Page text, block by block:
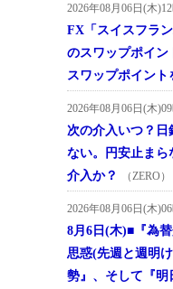
2026年08月06日(木
FX「スイスフラ
のスワップポイン
スワップポイン
2026年08月06日(木
次の介入いつ？日
ない。円安止まら
介入か？
（ZERO）
2026年08月06日(木
8月6日(木)■『為
思惑(先週と週明
勢』、そして『